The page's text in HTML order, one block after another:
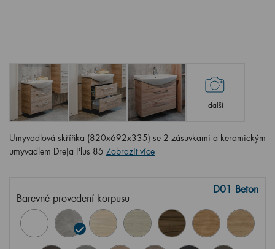
další
Umyvadlová skříňka (820x692x335) se 2 zásuvkami a keramickým
umyvadlem Dreja Plus 85 Zobrazit více
Barevné provedení korpusu
D01 Beton